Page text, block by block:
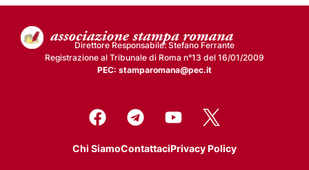
Direttore Responsabile: Stefano Ferrante
Registrazione al Tribunale di Roma n°13 del 16/01/2009
PEC: stamparomana@pec.it
Chi SiamoContattaciPrivacy Policy